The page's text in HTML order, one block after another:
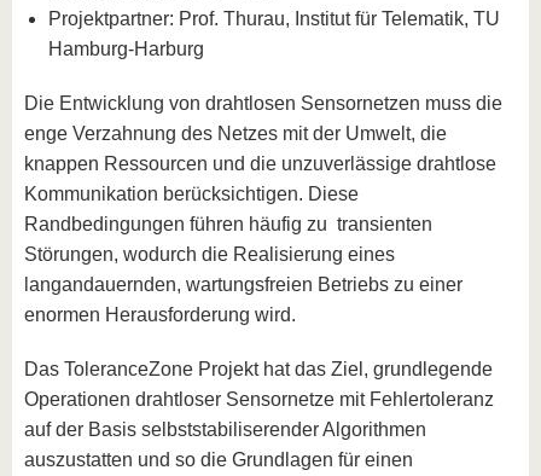
Projektpartner: Prof. Thurau, Institut für Telematik, TU
Hamburg-Harburg
Die Entwicklung von drahtlosen Sensornetzen muss die
enge Verzahnung des Netzes mit der Umwelt, die
knappen Ressourcen und die unzuverlässige drahtlose
Kommunikation berücksichtigen. Diese
Randbedingungen führen häufig zu transienten
Störungen, wodurch die Realisierung eines
langandauernden, wartungsfreien Betriebs zu einer
enormen Herausforderung wird.
Das ToleranceZone Projekt hat das Ziel, grundlegende
Operationen drahtloser Sensornetze mit Fehlertoleranz
auf der Basis selbststabiliserender Algorithmen
auszustatten und so die Grundlagen für einen